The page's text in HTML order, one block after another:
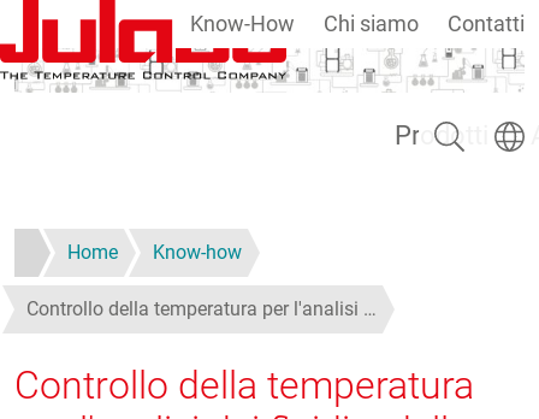
Salta al contenuto principale
Prodotti
Know-How Chi siamo Contatti
Ricerca
Home Know-how
Controllo della temperatura per l'analisi …
Controllo della temperatura